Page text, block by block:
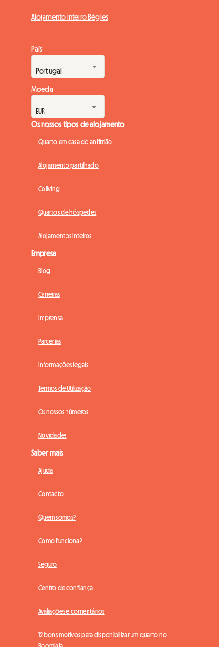
Alojamento inteiro Bègles
País
Moeda
Os nossos tipos de alojamento
Quarto em casa do anfitrião
Alojamento partilhado
Coliving
Quartos de hóspedes
Alojamentos inteiros
Empresa
Blog
Carreiras
Imprensa
Parcerias
Informações legais
Termos de Utilização
Os nossos números
Novidades
Saber mais
Ajuda
Contacto
Quem somos?
Como funciona?
Seguro
Centro de confiança
Avaliações e comentários
12 bons motivos para disponibilizar um quarto no